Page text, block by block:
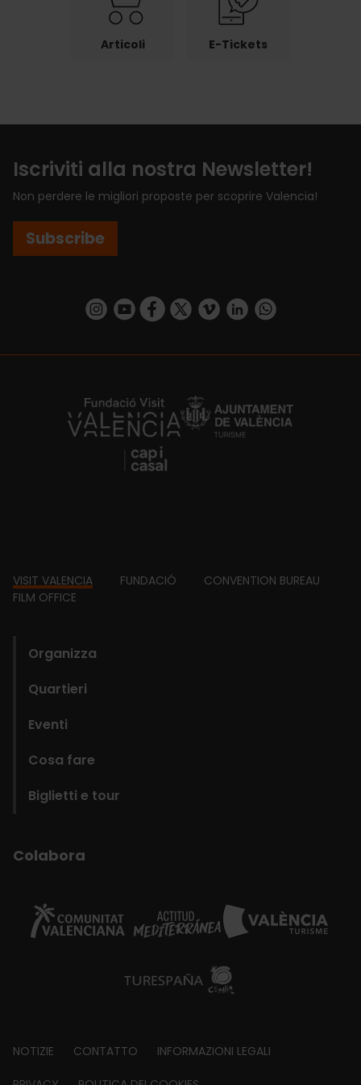
Articoli E-Tickets
Iscriviti alla nostra Newsletter!
Non perdere le migliori proposte per scoprire Valencia!
Subscribe
https://www.instagram.com/visit_valencia/
https://www.youtube.com/user/
https://www.facebook.com/
https://twitter.com/VisitaValencia
https://vimeo.com/
https://www.linkedin.com/company/turismo-valencia/https://api.whatsapp.com/send/
https://fundacion.visitvalencia.com/
Footer
VISIT VALENCIA FUNDACIÓ
CONVENTION BUREAU
FILM OFFICE
Organizza
Quartieri
Eventi
Cosa fare
Biglietti e tour
Colabora
Footer
NOTIZIE CONTATTO INFORMAZIONI LEGALI